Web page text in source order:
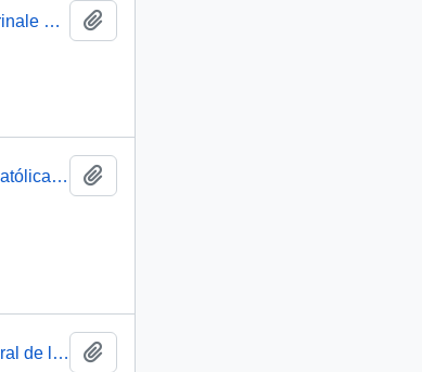
Bienvenida oficial del Presidente Aylwin en el Palacio Quirinale en Roma : video
Biografía del grupo de Música Antigua de la Universidad Católica e Chile que aparece en el programa de música antigua en el auditorio Gonfalone (Roma)
Candidatura del Señor Rafael Moreno a la Dirección General de la FAO